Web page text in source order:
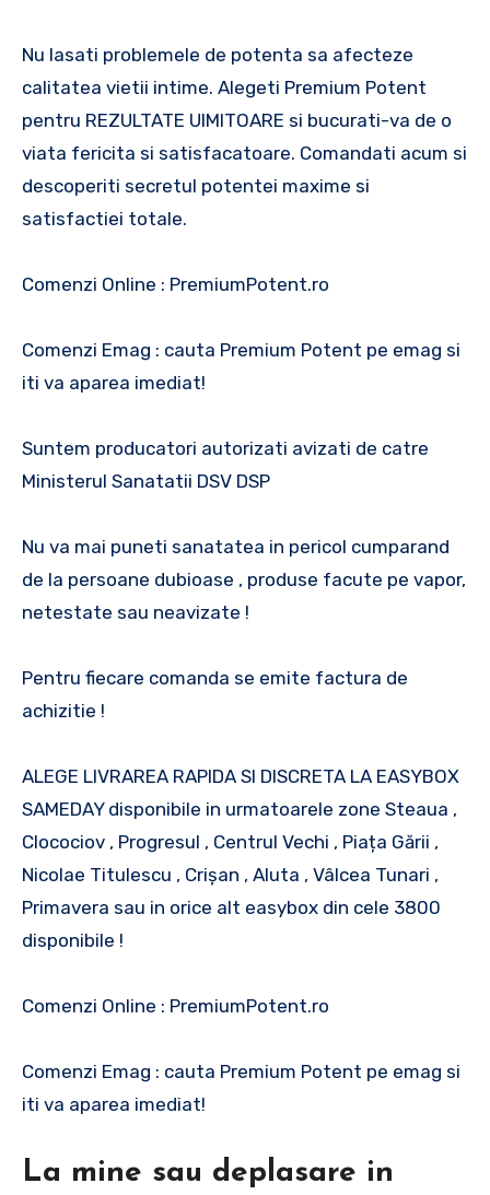
Nu lasati problemele de potenta sa afecteze
calitatea vietii intime. Alegeti Premium Potent
pentru REZULTATE UIMITOARE si bucurati-va de o
viata fericita si satisfacatoare. Comandati acum si
descoperiti secretul potentei maxime si
satisfactiei totale.
Comenzi Online : PremiumPotent.ro
Comenzi Emag : cauta Premium Potent pe emag si
iti va aparea imediat!
Suntem producatori autorizati avizati de catre
Ministerul Sanatatii DSV DSP
Nu va mai puneti sanatatea in pericol cumparand
de la persoane dubioase , produse facute pe vapor,
netestate sau neavizate !
Pentru fiecare comanda se emite factura de
achizitie !
ALEGE LIVRAREA RAPIDA SI DISCRETA LA EASYBOX
SAMEDAY disponibile in urmatoarele zone Steaua ,
Clocociov , Progresul , Centrul Vechi , Piața Gării ,
Nicolae Titulescu , Crișan , Aluta , Vâlcea Tunari ,
Primavera sau in orice alt easybox din cele 3800
disponibile !
Comenzi Online : PremiumPotent.ro
Comenzi Emag : cauta Premium Potent pe emag si
iti va aparea imediat!
La mine sau deplasare in